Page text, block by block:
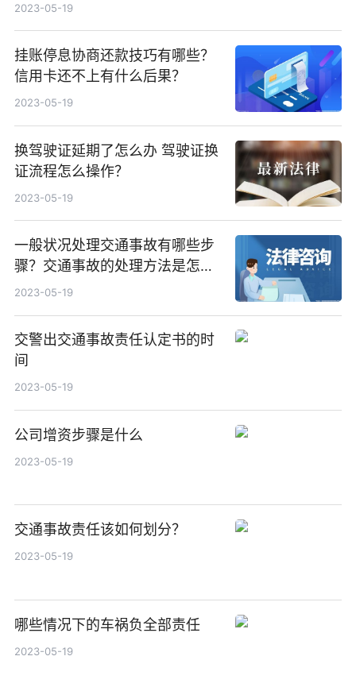
2023-05-19
挂账停息协商还款技巧有哪些？
信用卡还不上有什么后果？
2023-05-19
换驾驶证延期了怎么办 驾驶证换
证流程怎么操作？
2023-05-19
一般状况处理交通事故有哪些步
骤？交通事故的处理方法是怎样
的？
2023-05-19
交警出交通事故责任认定书的时
间
2023-05-19
公司增资步骤是什么
2023-05-19
交通事故责任该如何划分？
2023-05-19
哪些情况下的车祸负全部责任
2023-05-19